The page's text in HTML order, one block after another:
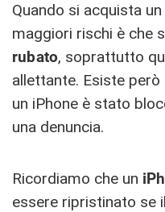
Quando si acquista
maggiori rischi è che
rubato, soprattutto
allettante. Esiste
un iPhone è stato
una denuncia.
Ricordiamo che un
essere ripristinato se